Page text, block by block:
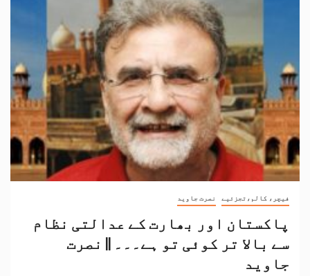
فیچر، کالم،تجزئیے نصرت جاوید
پاکستان اور بھارت کے عدالتی نظام
سے بالا تر کوئی تو ہے۔۔۔ || نصرت
جاوید